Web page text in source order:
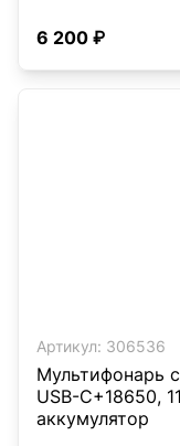
6 200 ₽
Артикул: 306536
Мультифонарь
USB-C+18650,
аккумулятор